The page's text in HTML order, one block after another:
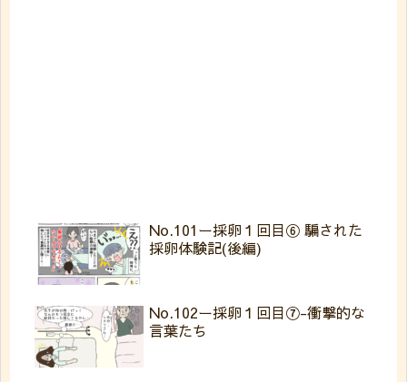
No.101ー採卵１回目⑥ 騙された
採卵体験記(後編)
No.102ー採卵１回目⑦-衝撃的な
言葉たち